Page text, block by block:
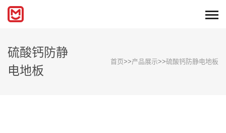
硫酸钙防静
电地板
首页>>产品展示>>硫酸钙防静电地板